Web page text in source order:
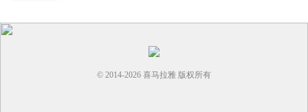
© 2014-2026 喜马拉雅 版权所有